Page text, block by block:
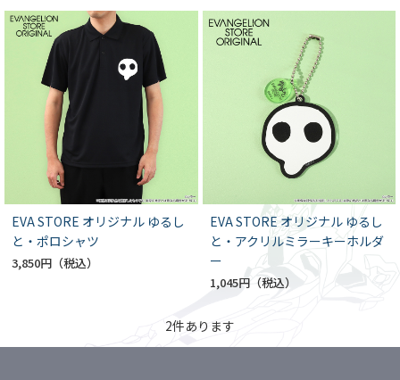
EVA STORE オリジナル ゆるし
と・ポロシャツ
3,850円
EVA STORE オリジナル ゆるし
と・アクリルミラーキーホルダ
ー
1,045円
2件あります